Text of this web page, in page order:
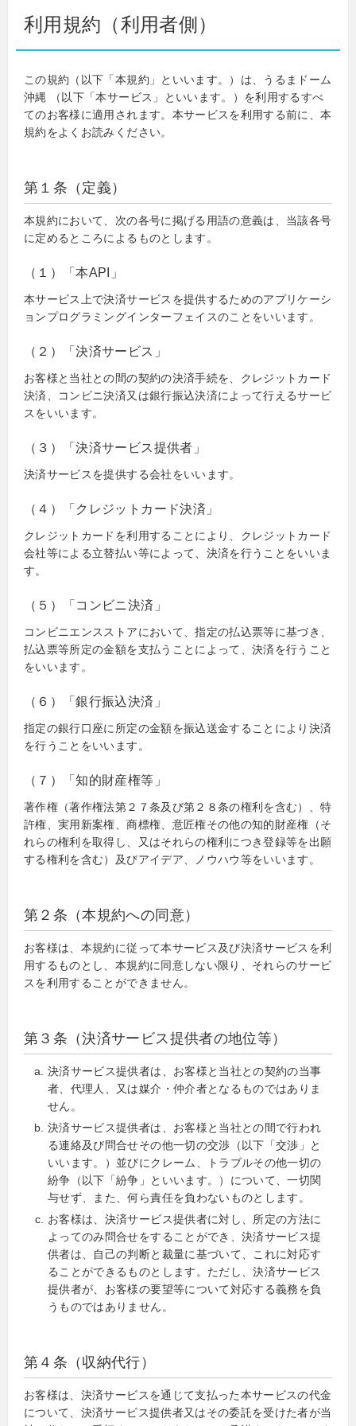
利用規約（利用者側）
この規約（以下「本規約」といいます。）は、うるまドーム
沖縄 （以下「本サービス」といいます。）を利用するすべ
てのお客様に適用されます。本サービスを利用する前に、本
規約をよくお読みください。
第１条（定義）
本規約において、次の各号に掲げる用語の意義は、当該各号
に定めるところによるものとします。
（１）「本API」
本サービス上で決済サービスを提供するためのアプリケーシ
ョンプログラミングインターフェイスのことをいいます。
（２）「決済サービス」
お客様と当社との間の契約の決済手続を、クレジットカード
決済、コンビニ決済又は銀行振込決済によって行えるサービ
スをいいます。
（３）「決済サービス提供者」
決済サービスを提供する会社をいいます。
（４）「クレジットカード決済」
クレジットカードを利用することにより、クレジットカード
会社等による立替払い等によって、決済を行うことをいいま
す。
（５）「コンビニ決済」
コンビニエンスストアにおいて、指定の払込票等に基づき、
払込票等所定の金額を支払うことによって、決済を行うこと
をいいます。
（６）「銀行振込決済」
指定の銀行口座に所定の金額を振込送金することにより決済
を行うことをいいます。
（７）「知的財産権等」
著作権（著作権法第２７条及び第２８条の権利を含む）、特
許権、実用新案権、商標権、意匠権その他の知的財産権（そ
れらの権利を取得し、又はそれらの権利につき登録等を出願
する権利を含む）及びアイデア、ノウハウ等をいいます。
第２条（本規約への同意）
お客様は、本規約に従って本サービス及び決済サービスを利
用するものとし、本規約に同意しない限り、それらのサービ
スを利用することができません。
第３条（決済サービス提供者の地位等）
決済サービス提供者は、お客様と当社との契約の当事
者、代理人、又は媒介・仲介者となるものではありま
せん。
決済サービス提供者は、お客様と当社との間で行われ
る連絡及び問合せその他一切の交渉（以下「交渉」と
いいます。）並びにクレーム、トラブルその他一切の
紛争（以下「紛争」といいます。）について、一切関
与せず、また、何ら責任を負わないものとします。
お客様は、決済サービス提供者に対し、所定の方法に
よってのみ問合せをすることができ、決済サービス提
供者は、自己の判断と裁量に基づいて、これに対応す
ることができるものとします。ただし、決済サービス
提供者が、お客様の要望等について対応する義務を負
うものではありません。
第４条（収納代行）
お客様は、決済サービスを通じて支払った本サービスの代金
について、決済サービス提供者又はその委託を受けた者が当